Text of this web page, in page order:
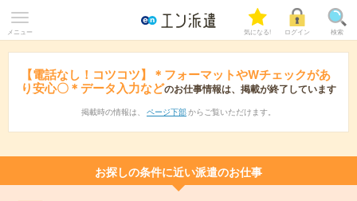
メニュー 気になる! ログイン 検索
【電話なし！コツコツ】＊フォーマットやWチェックがあ
り安心〇＊データ入力などのお仕事情報は、掲載が終了しています
掲載時の情報は、 ページ下部 からご覧いただけます。
お探しの条件に近い派遣のお仕事